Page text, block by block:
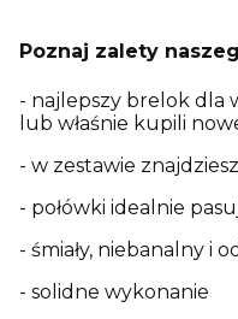
Poznaj zalety
- najlepszy brelok dla
lub właśnie kupili
- w zestawie
- połówki idealnie
- śmiały, niebanalny i
- solidne wykonanie